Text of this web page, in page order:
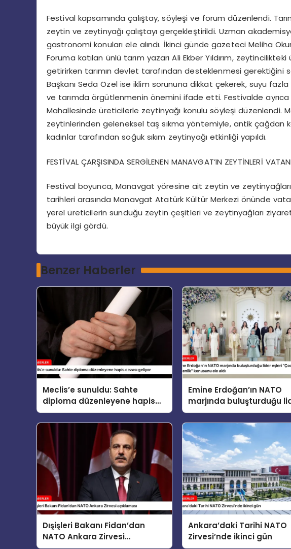
Festival kapsamında çalıştay, söyleşi ve forum düzenlendi.
zeytin ve zeytinyağı çalıştayı gerçekleştirildi. Uzman
gastronomi konuları ele alındı. İkinci günde gazeteci Meliha
Foruma katılan ünlü tarım yazarı Ali Ekber Yıldırım,
getirirken tarımın devlet tarafından desteklenmesi gerektiğini
Başkanı Seda Özel ise iklim sorununa dikkat çekerek, suyu
ve tarımda örgütlenmenin önemini ifade etti. Festivalde ayrıca
Mahallesinde üreticilerle zeytinyağı konulu söyleşi düzenlendi.
zeytinlerinden geleneksel taş sıkma yöntemiyle, antik
kadınlar tarafından soğuk sıkım zeytinyağı etkinliği yapıldı.
FESTİVAL ÇARŞISINDA SERGİLENEN MANAVGAT’IN ZEYTİNLERİ
Festival boyunca, Manavgat yöresine ait zeytin ve
tarihleri arasında Manavgat Atatürk Kültür Merkezi önünde
yerel üreticilerin sunduğu zeytin çeşitleri ve zeytinyağları
büyük ilgi gördü.
Benzer Haberler
Meclis’e sunuldu: Sahte
diploma düzenleyene hapis
cezası geliyor
Emine Erdoğan’ın NATO
marjında buluşturduğu
eşleri “Çocuklar,
Güvenlik” konusunu ele
Dışişleri Bakanı Fidan’dan
NATO Ankara Zirvesi
Ankara’daki Tarihi NATO
Zirvesi’nde ikinci gün